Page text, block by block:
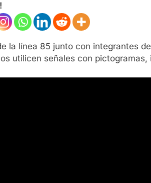
la línea 85 junto con integrantes
utilicen señales con